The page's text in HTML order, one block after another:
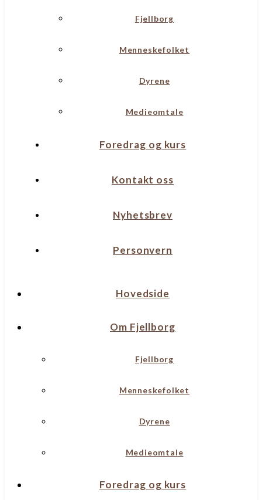
Fjellborg
Menneskefolket
Dyrene
Medieomtale
Foredrag og kurs
Kontakt oss
Nyhetsbrev
Personvern
Hovedside
Om Fjellborg
Fjellborg
Menneskefolket
Dyrene
Medieomtale
Foredrag og kurs